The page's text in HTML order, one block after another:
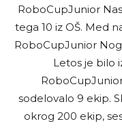
RoboCupJunior
tega 10 iz OŠ. Med
RoboCupJunior
Letos je bilo
sodelovalo 9 ekip.
okrog 200 ekip,